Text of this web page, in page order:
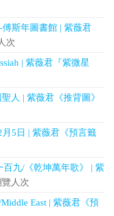
斯年圖書館 | 紫薇君
次
| 紫薇君『紫微星
人 | 紫薇君《推背圖》
5日 | 紫薇君《預言籤
九/《乾坤萬年歌》 | 紫
人次
East | 紫薇君《預